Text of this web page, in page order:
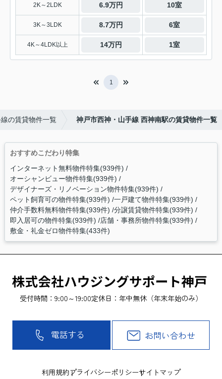
2K～2LDK 6.9万円 10室
3K～3LDK 8.7万円 6室
4K～4LDK以上 14万円 1室
1
の賃貸物件一覧 神戸市西神・山手線 西神南駅の賃貸物件一覧
おすすめこだわり特集
インターネット無料物件特集(939件)
オーシャンビュー物件特集(939件)
デザイナーズ・リノベーション物件特集(939件)
ペット飼育可の物件特集(939件) 一戸建て物件特集(939件)
仲介手数料無料物件特集(939件) 分譲賃貸物件特集(939件)
即入居可の物件特集(939件) 店舗・事務所物件特集(939件)
敷金・礼金ゼロ物件特集(433件)
受付時間：9:00～19:00定休日：年中無休（年末年始のみ）
電話する お問い合わせ
利用規約プライバシーポリシーサイトマップ